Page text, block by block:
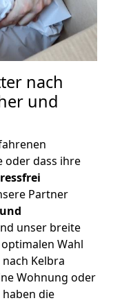
nach
und
oder dass ihre
Partner
unser breite
Wahl
Kelbra
Wohnung oder
die